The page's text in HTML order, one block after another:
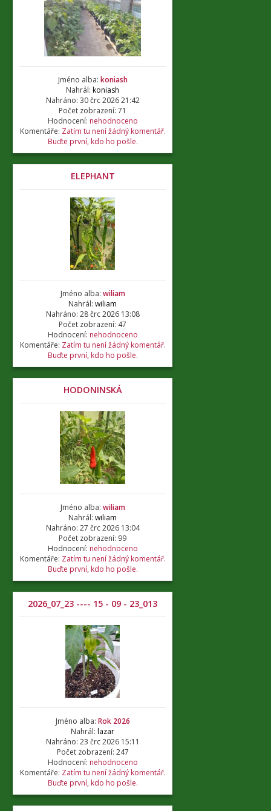
Jméno alba: koniash
Nahrál: koniash
Nahráno: 30 črc 2026 21:42
Počet zobrazení: 71
Hodnocení: nehodnoceno
Komentáře: Zatím tu není žádný komentář.
Buďte první, kdo ho pošle.
ELEPHANT
Jméno alba: wiliam
Nahrál: wiliam
Nahráno: 28 črc 2026 13:08
Počet zobrazení: 47
Hodnocení: nehodnoceno
Komentáře: Zatím tu není žádný komentář.
Buďte první, kdo ho pošle.
HODONINSKÁ
Jméno alba: wiliam
Nahrál: wiliam
Nahráno: 27 črc 2026 13:04
Počet zobrazení: 99
Hodnocení: nehodnoceno
Komentáře: Zatím tu není žádný komentář.
Buďte první, kdo ho pošle.
2026_07_23 ---- 15 - 09 - 23_013
Jméno alba: Rok 2026
Nahrál: lazar
Nahráno: 23 črc 2026 15:11
Počet zobrazení: 247
Hodnocení: nehodnoceno
Komentáře: Zatím tu není žádný komentář.
Buďte první, kdo ho pošle.